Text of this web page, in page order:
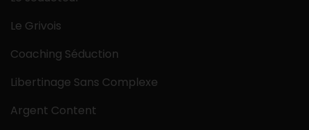
Le Grivois
Coaching Séduction
Libertinage Sans Complexe
Argent Content